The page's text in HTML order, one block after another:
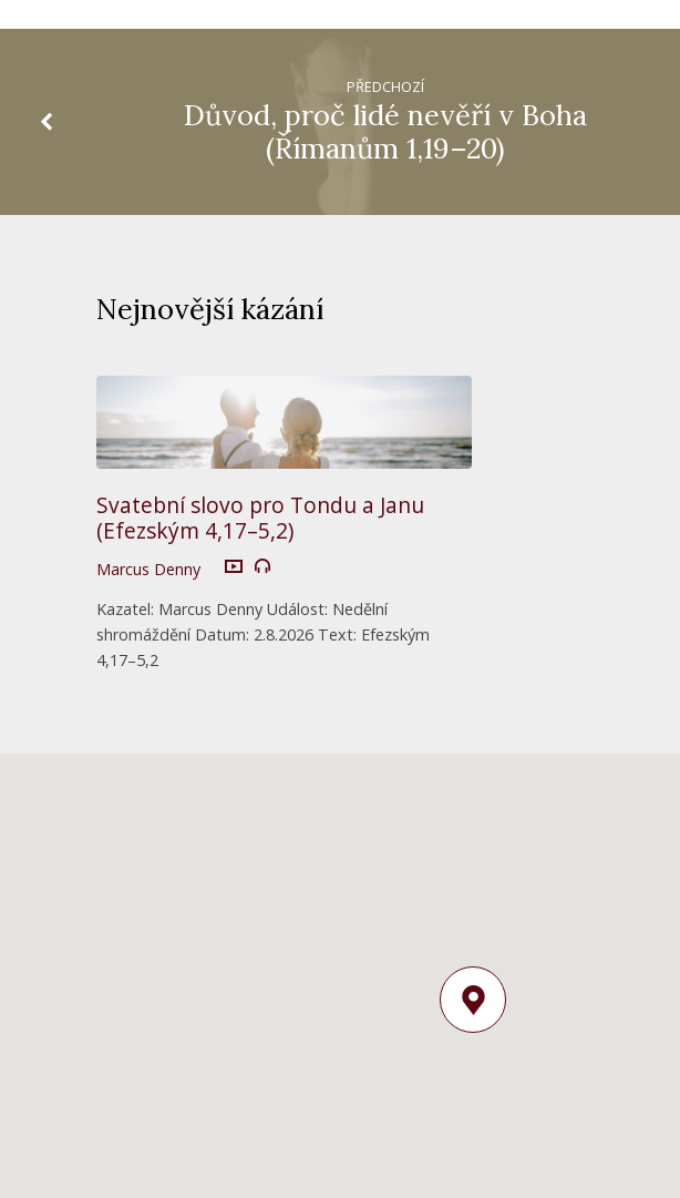
PŘEDCHOZÍ
Důvod, proč lidé nevěří v Boha
(Římanům 1,19–20)
Nejnovější kázání
Svatební slovo pro Tondu a Janu
(Efezským 4,17–5,2)
Marcus Denny
Kazatel: Marcus Denny Událost: Nedělní
shromáždění Datum: 2.8.2026 Text: Efezským
4,17–5,2